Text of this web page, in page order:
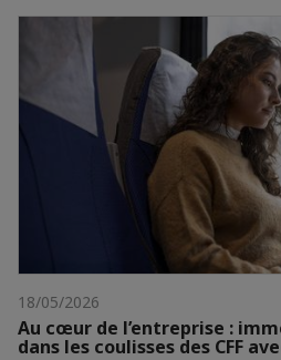
18/05/2026
Au cœur de l’entreprise :
dans les coulisses des CFF